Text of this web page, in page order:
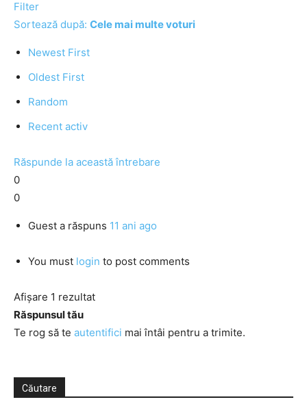
Filter
Sortează după: Cele mai multe voturi
Newest First
Oldest First
Random
Recent activ
Răspunde la această întrebare
0
0
Guest a răspuns 11 ani ago
You must login to post comments
Afișare 1 rezultat
Răspunsul tău
Te rog să te autentifici mai întâi pentru a trimite.
Căutare